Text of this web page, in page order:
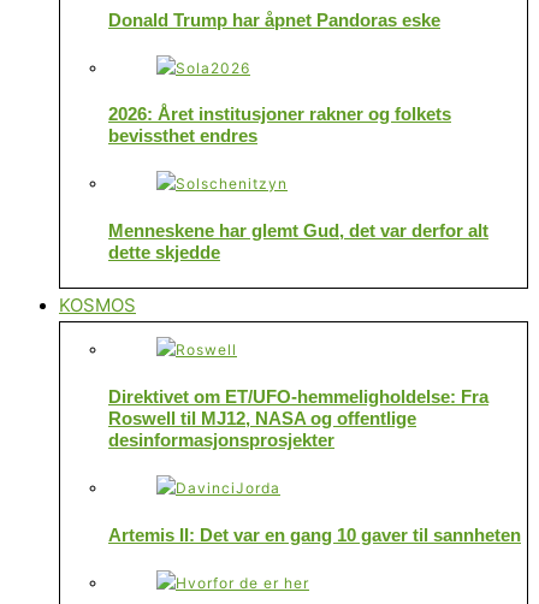
Donald Trump har åpnet Pandoras eske
2026: Året institusjoner rakner og folkets
bevissthet endres
Menneskene har glemt Gud, det var derfor alt
dette skjedde
KOSMOS
Direktivet om ET/UFO-hemmeligholdelse: Fra
Roswell til MJ12, NASA og offentlige
desinformasjonsprosjekter
Artemis II: Det var en gang 10 gaver til sannheten